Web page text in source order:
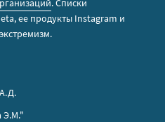
. Списки
ее продукты Instagram и
Э.М."